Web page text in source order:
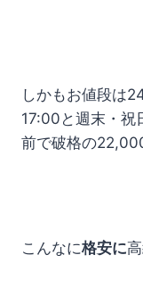
しかもお値段は
17:00と週末・祝
前で破格の
こんなに格安に